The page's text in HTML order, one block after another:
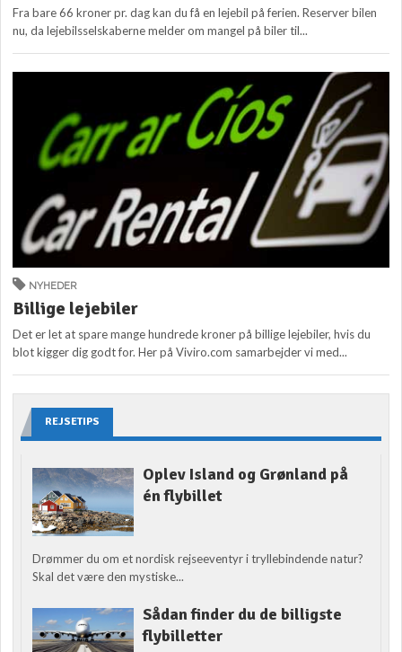
Fra bare 66 kroner pr. dag kan du få en lejebil på ferien. Reserver bilen
nu, da lejebilsselskaberne melder om mangel på biler til...
NYHEDER
Billige lejebiler
Det er let at spare mange hundrede kroner på billige lejebiler, hvis du
blot kigger dig godt for. Her på Viviro.com samarbejder vi med...
REJSETIPS
Oplev Island og Grønland på
én flybillet
Drømmer du om et nordisk rejseeventyr i tryllebindende natur?
Skal det være den mystiske...
Sådan finder du de billigste
flybilletter